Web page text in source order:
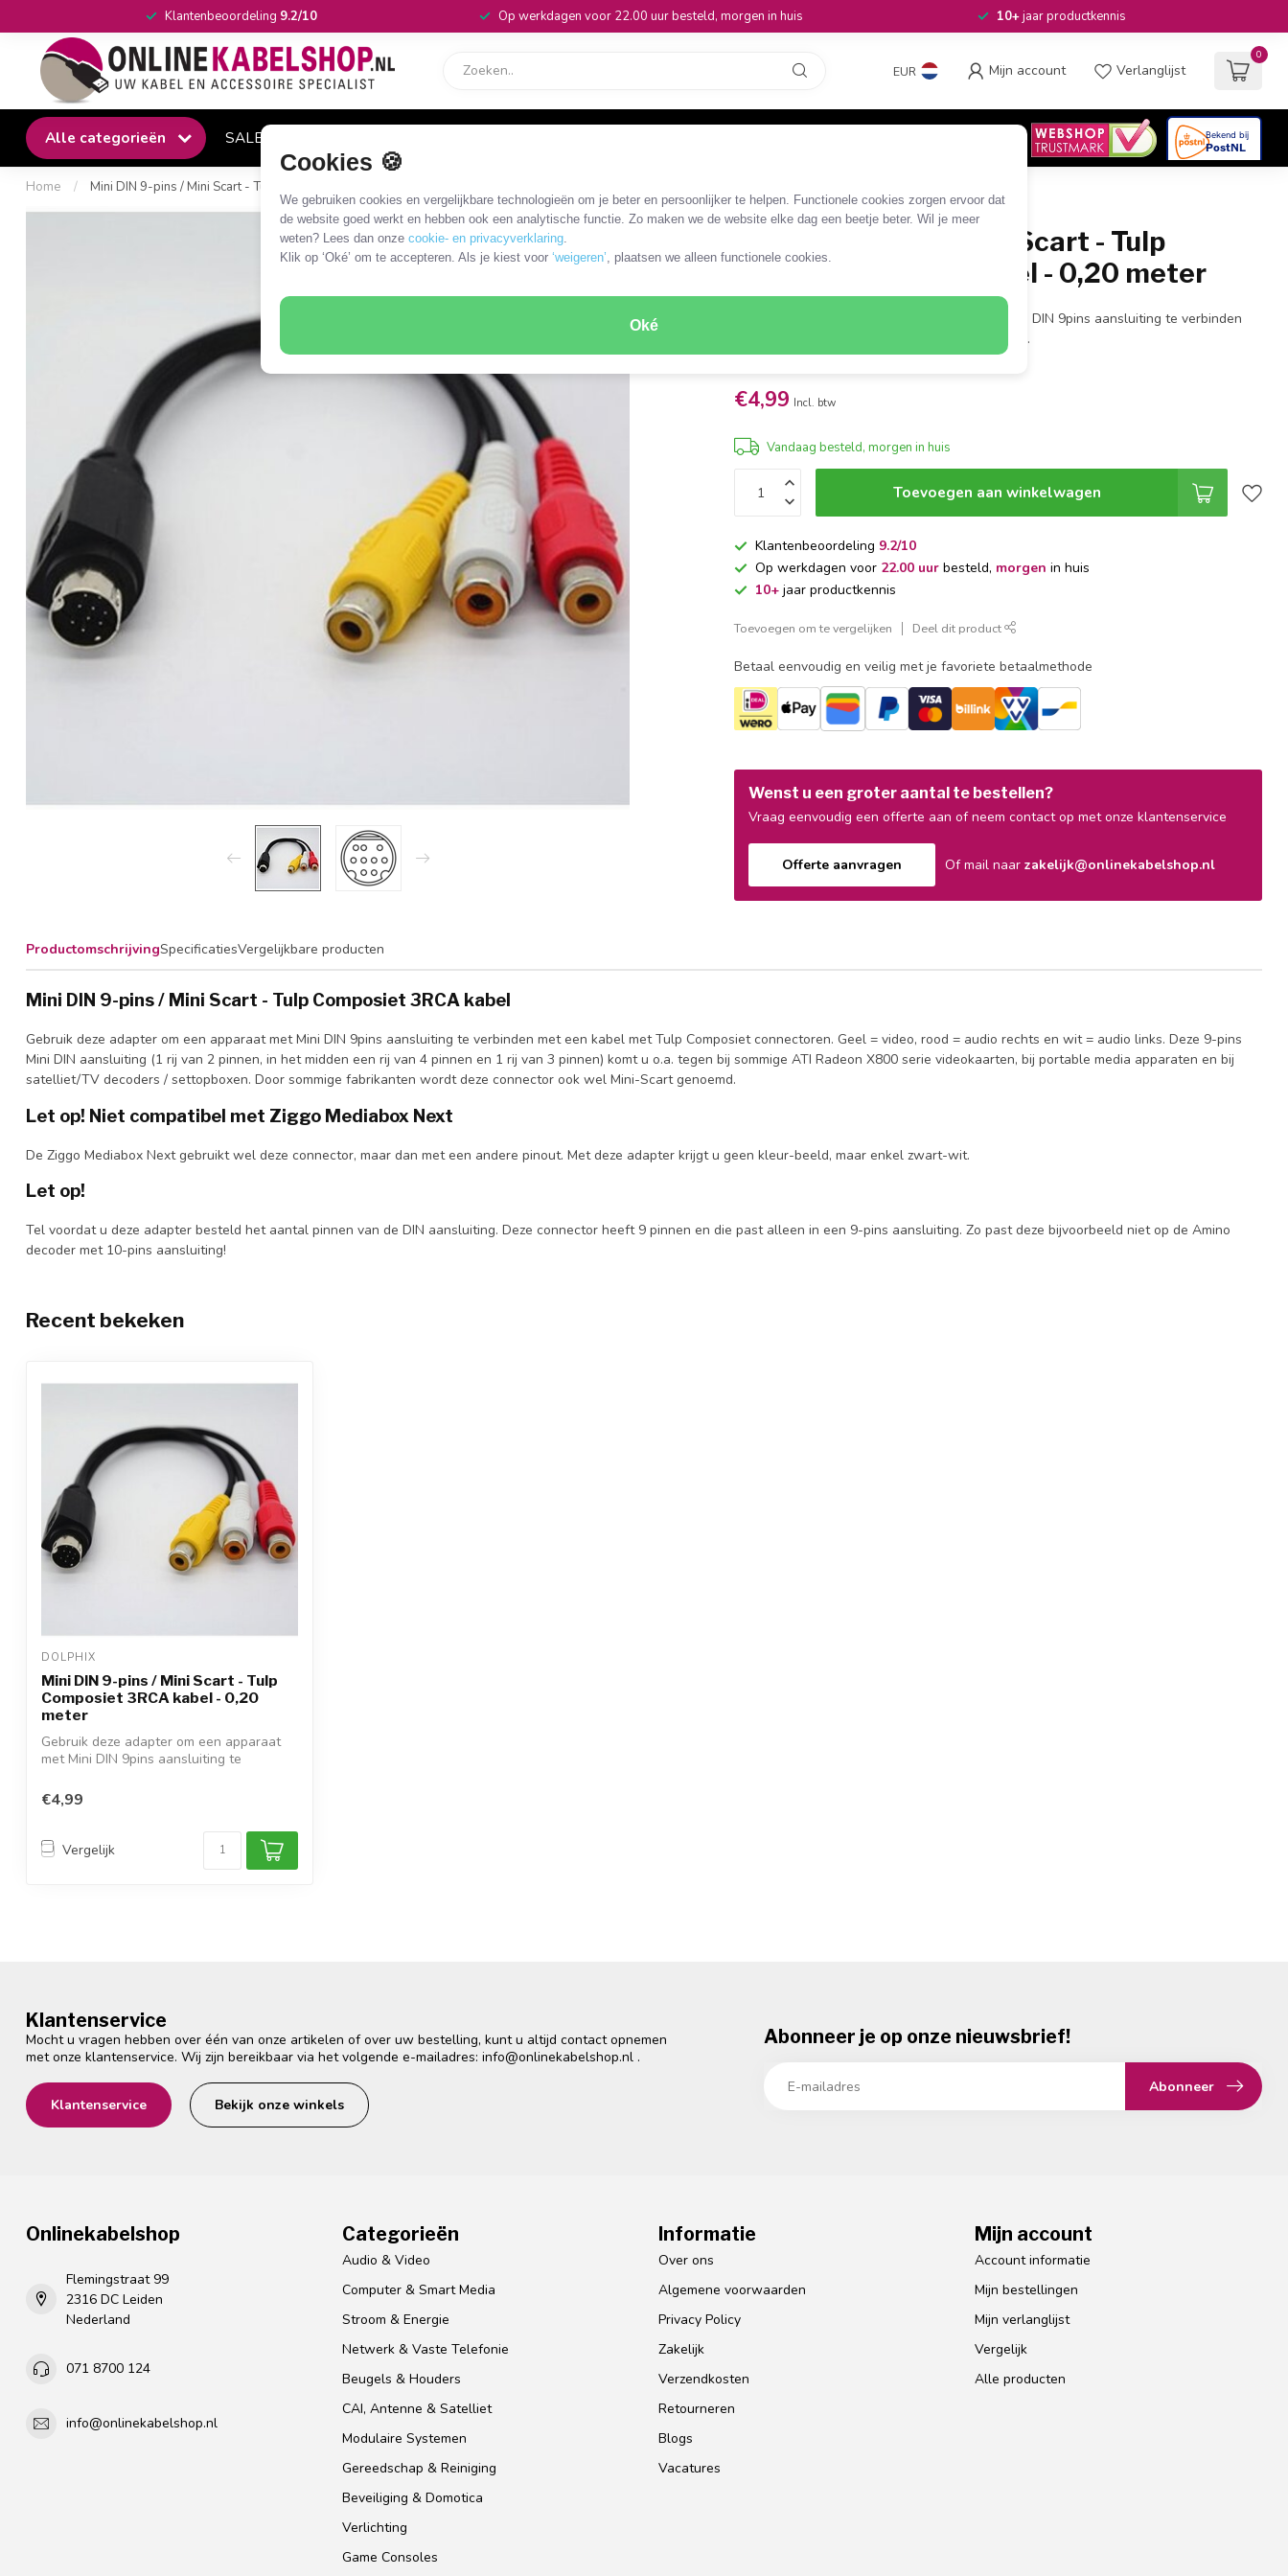
Cookies 🍪
We gebruiken cookies en vergelijkbare technologieën om je beter en persoonlijker te helpen. Functionele cookies zorgen ervoor dat
de website goed werkt en hebben ook een analytische functie. Zo maken we de website elke dag een beetje beter. Wil je meer
weten? Lees dan onze cookie- en privacyverklaring.
Klik op ‘Oké’ om te accepteren. Als je kiest voor ‘weigeren’, plaatsen we alleen functionele cookies.
Oké
Klantenbeoordeling 9.2/10 Op werkdagen voor 22.00 uur besteld, morgen in huis 10+jaar productkennis
EUR Mijn account Verlanglijst
0
Alle categorieën SALE
Home / Mini DIN 9-pins / Mini Scart - Tulp Composiet 3RCA kabel - 0,20 meter
OKS-97611
Mini DIN 9-pins / Mini Scart - Tulp
Composiet 3RCA kabel - 0,20 meter
Gebruik deze adapter om een apparaat met Mini DIN 9pins aansluiting te verbinden
met een kabel met Tulp Composiet connectoren.
Lees meer.
€4,99 Incl. btw
Vandaag besteld, morgen in huis
Toevoegen aan winkelwagen
Klantenbeoordeling 9.2/10
Op werkdagen voor 22.00 uur besteld, morgen in huis
10+ jaar productkennis
Toevoegen om te vergelijken Deel dit product
Betaal eenvoudig en veilig met je favoriete betaalmethode
Wenst u een groter aantal te bestellen?
Vraag eenvoudig een offerte aan of neem contact op met onze klantenservice
Offerte aanvragen Of mail naarzakelijk@onlinekabelshop.nl
ProductomschrijvingSpecificatiesVergelijkbare producten
Mini DIN 9-pins / Mini Scart - Tulp Composiet 3RCA kabel
Gebruik deze adapter om een apparaat met Mini DIN 9pins aansluiting te verbinden met een kabel met Tulp Composiet connectoren. Geel = video, rood = audio rechts en wit = audio links. Deze 9-pins
Mini DIN aansluiting (1 rij van 2 pinnen, in het midden een rij van 4 pinnen en 1 rij van 3 pinnen) komt u o.a. tegen bij sommige ATI Radeon X800 serie videokaarten, bij portable media apparaten en bij
satelliet/TV decoders / settopboxen. Door sommige fabrikanten wordt deze connector ook wel Mini-Scart genoemd.
Let op! Niet compatibel met Ziggo Mediabox Next
De Ziggo Mediabox Next gebruikt wel deze connector, maar dan met een andere pinout. Met deze adapter krijgt u geen kleur-beeld, maar enkel zwart-wit.
Let op!
Tel voordat u deze adapter besteld het aantal pinnen van de DIN aansluiting. Deze connector heeft 9 pinnen en die past alleen in een 9-pins aansluiting. Zo past deze bijvoorbeeld niet op de Amino
decoder met 10-pins aansluiting!
Recent bekeken
DOLPHIX
Mini DIN 9-pins / Mini Scart - Tulp
Composiet 3RCA kabel - 0,20
meter
Gebruik deze adapter om een apparaat
met Mini DIN 9pins aansluiting te
€4,99
Vergelijk
Klantenservice
Mocht u vragen hebben over één van onze artikelen of over uw bestelling, kunt u altijd contact opnemen
met onze klantenservice. Wij zijn bereikbaar via het volgende e-mailadres: info@onlinekabelshop.nl .
Klantenservice Bekijk onze winkels
Abonneer je op onze nieuwsbrief!
Abonneer
Onlinekabelshop
Flemingstraat 99
2316 DC Leiden
Nederland
071 8700 124
info@onlinekabelshop.nl
Categorieën
Audio & Video
Computer & Smart Media
Stroom & Energie
Netwerk & Vaste Telefonie
Beugels & Houders
CAI, Antenne & Satelliet
Modulaire Systemen
Gereedschap & Reiniging
Beveiliging & Domotica
Verlichting
Game Consoles
Informatie
Over ons
Algemene voorwaarden
Privacy Policy
Zakelijk
Verzendkosten
Retourneren
Blogs
Vacatures
Mijn account
Account informatie
Mijn bestellingen
Mijn verlanglijst
Vergelijk
Alle producten